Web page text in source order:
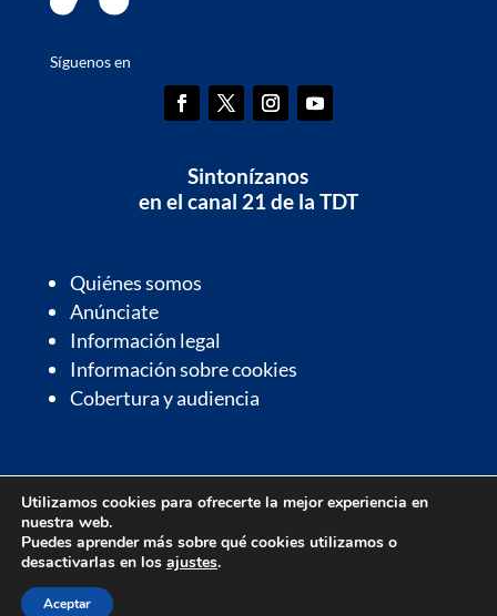
Síguenos en
Sintonízanos
en el canal 21 de la TDT
Quiénes somos
Anúnciate
Información legal
Información sobre cookies
Cobertura y audiencia
Información de interés
Contactos de interés
Farmacias de guardia
Parrilla de programación
Utilizamos cookies para ofrecerte la mejor experiencia en
nuestra web.
Puedes aprender más sobre qué cookies utilizamos o
desactivarlas en los ajustes.
Aceptar